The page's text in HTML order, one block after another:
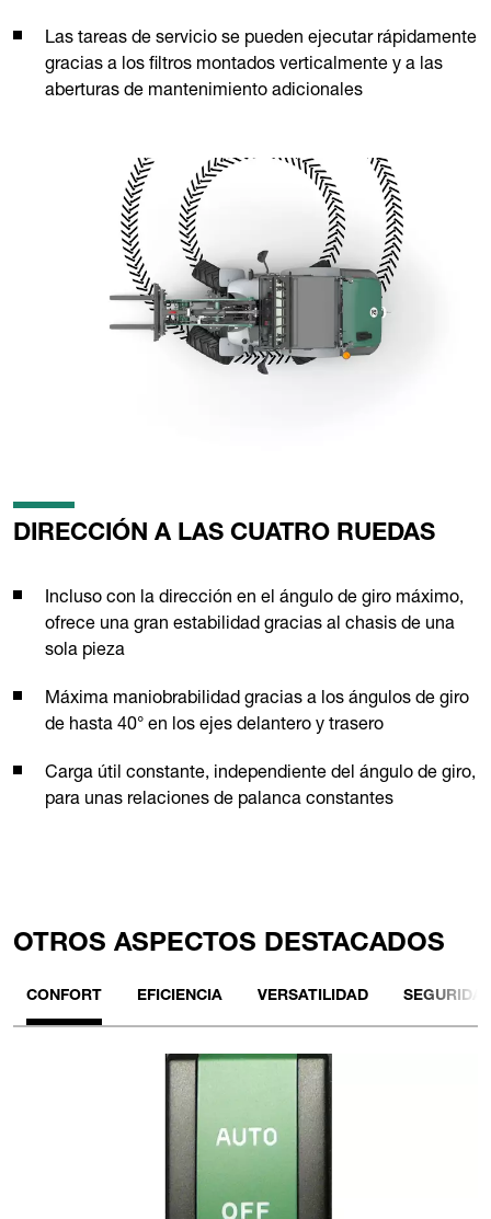
Las tareas de servicio se pueden ejecutar rápidamente
gracias a los filtros montados verticalmente y a las
aberturas de mantenimiento adicionales
DIRECCIÓN A LAS CUATRO RUEDAS
Incluso con la dirección en el ángulo de giro máximo,
ofrece una gran estabilidad gracias al chasis de una
sola pieza
Máxima maniobrabilidad gracias a los ángulos de giro
de hasta 40° en los ejes delantero y trasero
Carga útil constante, independiente del ángulo de giro,
para unas relaciones de palanca constantes
OTROS ASPECTOS DESTACADOS
CONFORT EFICIENCIA VERSATILIDAD